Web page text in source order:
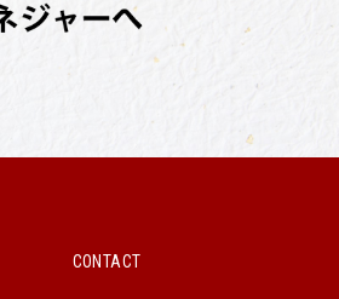
CONTACT